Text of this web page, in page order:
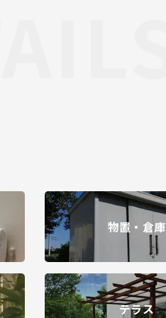
物置・倉庫
テラス